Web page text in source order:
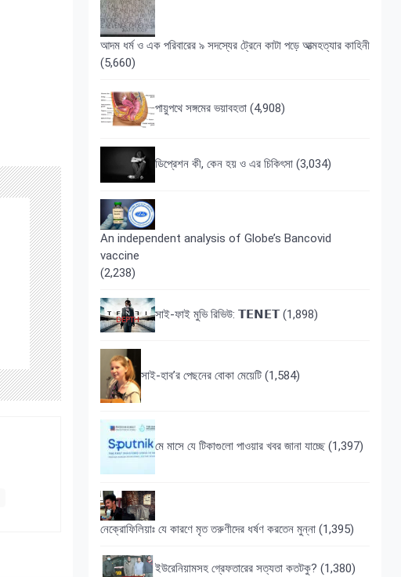
আদম ধর্ম ও এক পরিবারের ৯ সদস্যের ট্রেনে কাটা পড়ে আত্মহত্যার কাহিনী
(5,660)
পায়ুপথে সঙ্গমের ভয়াবহতা (4,908)
ডিপ্রেশন কী, কেন হয় ও এর চিকিৎসা (3,034)
An independent analysis of Globe’s Bancovid
vaccine
(2,238)
সাই-ফাই মুভি রিভিউ: 𝗧𝗘𝗡𝗘𝗧 (1,898)
সাই-হাব’র পেছনের বোকা মেয়েটি (1,584)
মে মাসে যে টিকাগুলো পাওয়ার খবর জানা যাচ্ছে (1,397)
নেক্রোফিলিয়াঃ যে কারণে মৃত তরুণীদের ধর্ষণ করতেন মুন্না (1,395)
ইউরেনিয়ামসহ গ্রেফতারের সত্যতা কতটকু? (1,380)